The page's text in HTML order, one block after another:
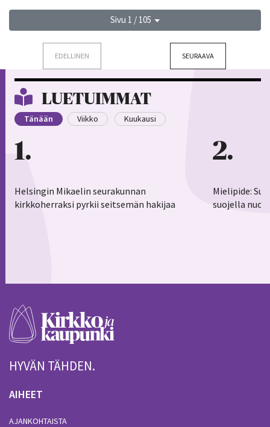
Sivu 1 / 105
EDELLINEN SEURAAVA
LUETUIMMAT
Tänään Viikko Kuukausi
1
Helsingin Mikaelin seurakunnan
kirkkoherraksi pyrkii seitsemän hakijaa
2
Mielipide:
suojella
HYVÄN TÄHDEN.
AIHEET
AJANKOHTAISTA